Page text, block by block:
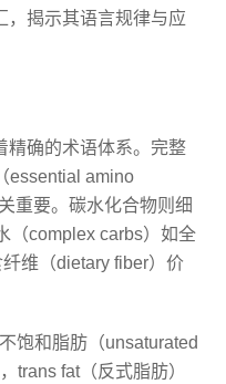
，揭示其语言规律与应
精确的术语体系。完整
essential amino
重要。碳水化合物则细
（complex carbs）如全
维（dietary fiber）价
饱和脂肪（unsaturated
trans fat（反式脂肪）